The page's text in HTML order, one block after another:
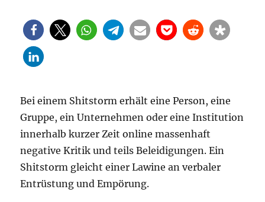
Bei einem Shitstorm erhält eine Person, eine
Gruppe, ein Unternehmen oder eine Institution
innerhalb kurzer Zeit online massenhaft
negative Kritik und teils Beleidigungen. Ein
Shitstorm gleicht einer Lawine an verbaler
Entrüstung und Empörung.